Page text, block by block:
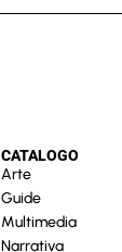
CATALOGO
Arte
Guide
Multimedia
Narrativa